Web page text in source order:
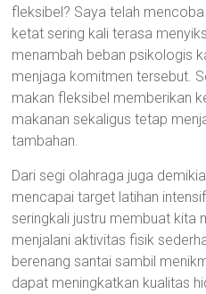
fleksibel? Saya telah
ketat sering kali terasa
menambah beban psikologis
menjaga komitmen tersebut.
makan fleksibel memberikan
makanan sekaligus tetap
tambahan.
Dari segi olahraga juga
mencapai target latihan
seringkali justru membuat kita
menjalani aktivitas fisik
berenang santai sambil
dapat meningkatkan kualitas